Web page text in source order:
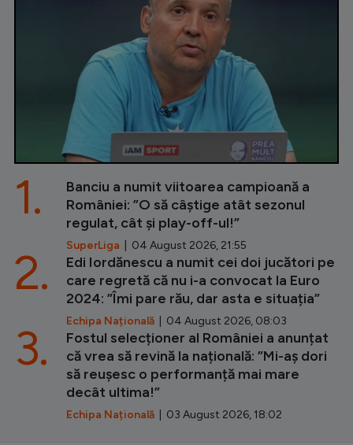
Banciu a numit viitoarea campioană a
României: ”O să câștige atât sezonul
regulat, cât și play-off-ul!”
SuperLiga | 04 August 2026, 21:55
1.
Edi Iordănescu a numit cei doi jucători pe
care regretă că nu i-a convocat la Euro
2024: ”Îmi pare rău, dar asta e situația”
Echipa Națională | 04 August 2026, 08:03
2.
Fostul selecționer al României a anunțat
că vrea să revină la națională: ”Mi-aș dori
să reușesc o performanță mai mare
decât ultima!”
Echipa Națională | 03 August 2026, 18:02
3.